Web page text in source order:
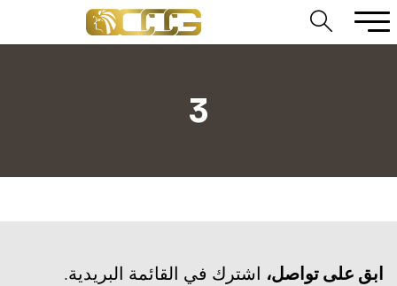
3
‫ابق على تواصل، اشترك في القائمة البريدية.